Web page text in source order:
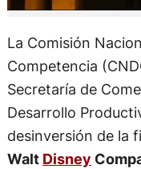
La Comisión
Competencia
Secretaría de
Desarrollo
desinversión de la
Walt Disney